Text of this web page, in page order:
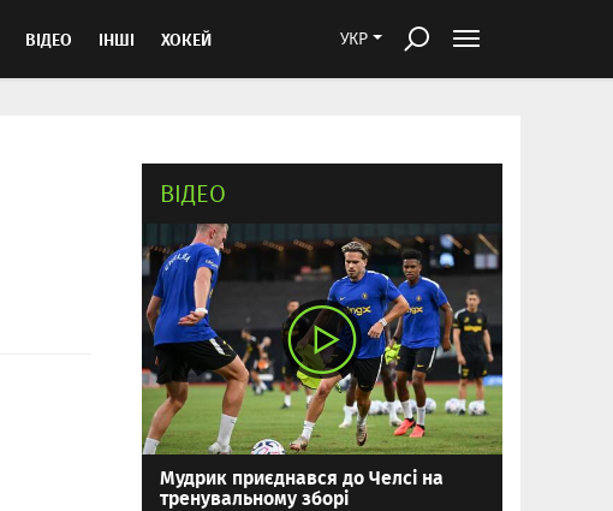
УКР
ВІДЕО ІНШІ ХОКЕЙ
ВІДЕО
Мудрик приєднався до Челсі на
тренувальному зборі